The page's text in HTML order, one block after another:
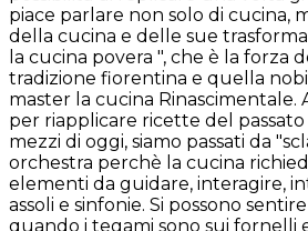
piace parlare non solo di cucina,
della cucina e delle sue
la cucina povera ", che è la forza
tradizione fiorentina e quella
master la cucina Rinascimentale.
per riapplicare ricette del passato
mezzi di oggi, siamo passati da
orchestra perchè la cucina
elementi da guidare, interagire,
assoli e sinfonie. Si possono
quando i tegami sono sui fornelli